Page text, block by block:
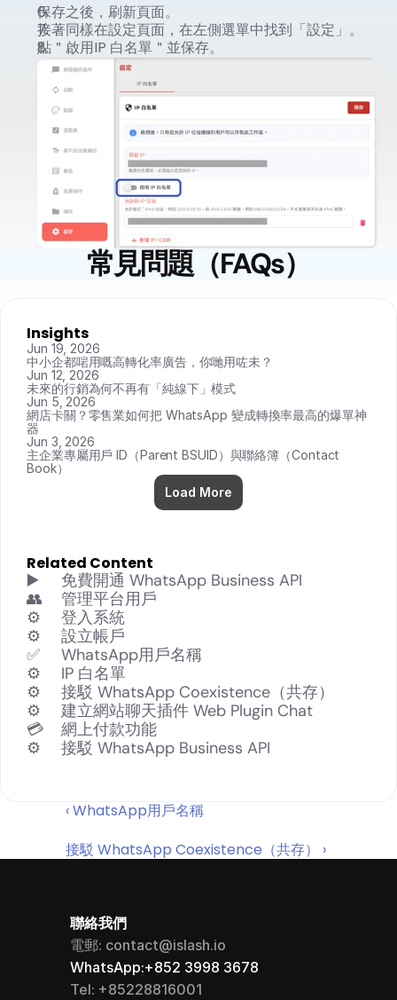
保存之後，刷新頁面。
接著同樣在設定頁面，在左側選單中找到「設定」。
點＂啟用IP 白名單＂並保存。
常見問題（FAQs）
Insights
Jun 19, 2026
中小企都啱用嘅高轉化率廣告，你哋用咗未？
Jun 12, 2026
未來的行銷為何不再有「純線下」模式
Jun 5, 2026
網店卡關？零售業如何把 WhatsApp 變成轉換率最高的爆單神
器
Jun 3, 2026
主企業專屬用戶 ID（Parent BSUID）與聯絡簿（Contact
Book）
Load More
Related Content
▶️
免費開通 WhatsApp Business API
👥
管理平台用戶
⚙️
登入系統
⚙️
設立帳戶
✅
WhatsApp用戶名稱
⚙️
IP 白名單
⚙️
接駁 WhatsApp Coexistence（共存）
⚙️
建立網站聊天插件 Web Plugin Chat
💳
網上付款功能
⚙️
接駁 WhatsApp Business API
‹ WhatsApp用戶名稱
接駁 WhatsApp Coexistence（共存） ›
聯絡我們
電郵: contact@islash.io
WhatsApp:+852 3998 3678
Tel: +85228816001